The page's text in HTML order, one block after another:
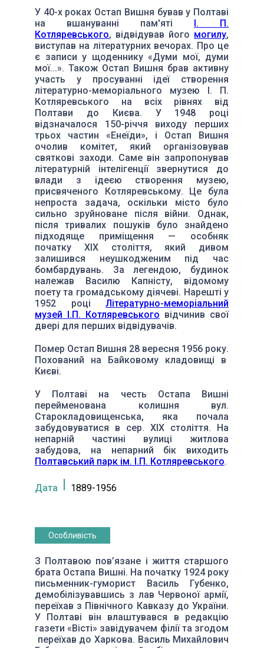
У 40-х роках Остап Вишня бував у Полтаві
на вшануванні пам'яті І. П.
Котляревського, відвідував його могилу,
виступав на літературних вечорах. Про це
є записи у щоденнику «Думи мої, думи
мої...». Також Остап Вишня брав активну
участь у просуванні ідеї створення
літературно-меморіального музею І. П.
Котляревського на всіх рівнях від
Полтави до Києва. У 1948 році
відзначалося 150-річчя виходу перших
трьох частин «Енеїди», і Остап Вишня
очолив комітет, який організовував
святкові заходи. Саме він запропонував
літературній інтелігенції звернутися до
влади з ідеєю створення музею,
присвяченого Котляревському. Це була
непроста задача, оскільки місто було
сильно зруйноване після війни. Однак,
після тривалих пошуків було знайдено
підходяще приміщення — особняк
початку XIX століття, який дивом
залишився неушкодженим під час
бомбардувань. За легендою, будинок
належав Василю Капністу, відомому
поету та громадському діячеві. Нарешті у
1952 роціЛітературно-меморіальний
музей І.П. Котляревського відчинив свої
двері для перших відвідувачів.
Помер Остап Вишня 28 вересня 1956 року.
Похований на Байковому кладовищі в
Києві.
У Полтаві на честь Остапа Вишні
перейменована колишня вул.
Старокладовищенська, яка почала
забудовуватися в сер. ХІХ століття. На
непарній частині вулиці житлова
забудова, на непарний бік виходить
Полтавський парк ім. І.П. Котляревського.
Дата 1889-1956
Особливість
З Полтавою пов’язане і життя старшого
брата Остапа Вишні. На початку 1924 року
письменник-гуморист Василь Губенко,
демобілізувавшись з лав Червоної армії,
переїхав з Північного Кавказу до України.
У Полтаві він влаштувався в редакцію
газети «Вісті» завідувачем філії та згодом
переїхав до Харкова. Василь Михайлович